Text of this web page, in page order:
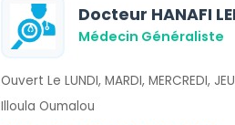
Docteur HANAFI
Médecin Généraliste
Ouvert Le LUNDI, MARDI, MERCREDI,
Illoula Oumalou